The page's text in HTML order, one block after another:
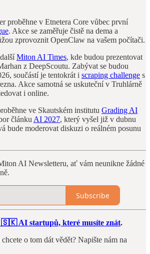
proběhne v Etnetera Core vůbec první
. Akce se zaměřuje čistě na dema a
zprovoznit OpenClaw na vašem počítači.
Miton AI Times, kde budou prezentovat
z DeepScoutu. Zabývat se budou
součástí je tentokrát i scraping challenge s
Akce samotná se uskuteční v Truhlárně
i online.
ve Skautském institutu Grading AI
článkuAI 2027, který vyšel již v dubnu
bude moderovat diskuzi o reálném posunu
AI Newsletteru, ať vám neunikne žádné
Subscribe
AI startupů, které musíte znát.
o tom dát vědět? Napište nám na